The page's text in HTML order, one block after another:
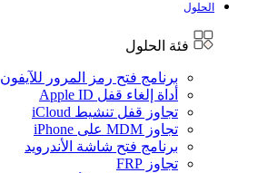
الحلول
فئة الحلول
برنامج فتح رمز المرور للآيفون
أداة إلغاء قفل Apple ID
تجاوز قفل تنشيط iCloud
تجاوز MDM على iPhone
برنامج فتح شاشة الأندرويد
تجاوز FRP